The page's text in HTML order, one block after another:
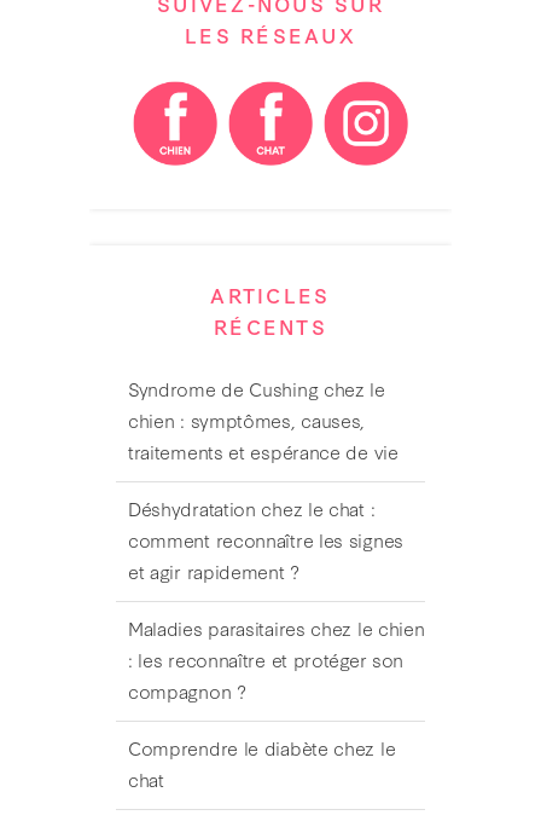
LES RÉSEAUX
ARTICLES
RÉCENTS
Syndrome de Cushing chez le
chien : symptômes, causes,
traitements et espérance de vie
Déshydratation chez le chat :
comment reconnaître les signes
et agir rapidement ?
Maladies parasitaires chez le chien
: les reconnaître et protéger son
compagnon ?
Comprendre le diabète chez le
chat